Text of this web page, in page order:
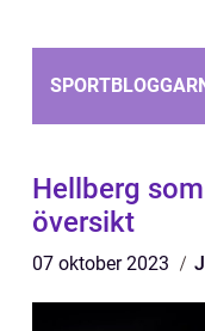
Hellberg
översikt
07 oktober 2023